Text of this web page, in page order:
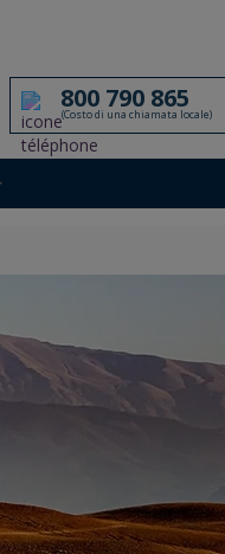
800 790 865
(Costo di una chiamata locale)